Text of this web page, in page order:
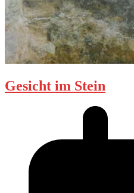
Gesicht im Stein